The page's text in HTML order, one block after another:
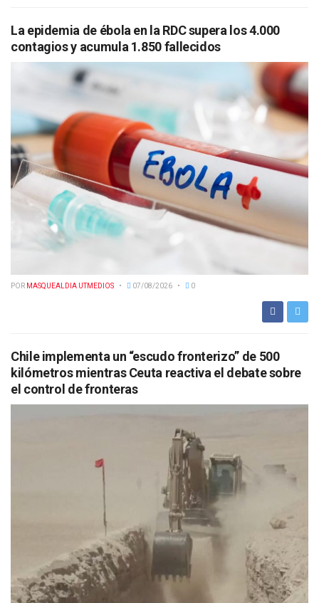
La epidemia de ébola en la RDC supera los 4.000
contagios y acumula 1.850 fallecidos
POR MASQUEALDIA UTMEDIOS 07/08/2026 0
Chile implementa un “escudo fronterizo” de 500
kilómetros mientras Ceuta reactiva el debate sobre
el control de fronteras